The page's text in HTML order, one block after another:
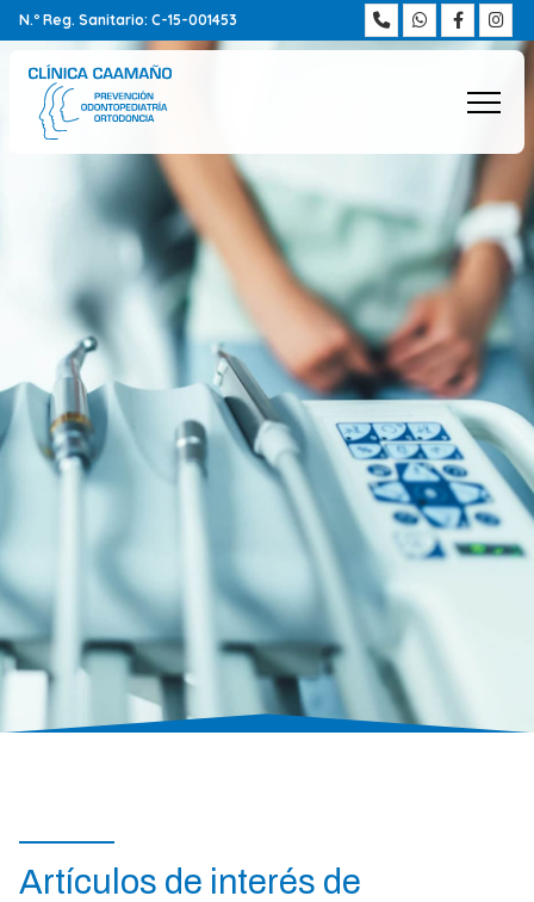
N.º Reg. Sanitario: C-15-001453
Artículos de interés de